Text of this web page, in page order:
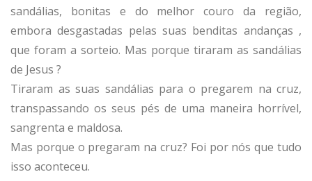
sandálias, bonitas e do melhor couro da região,
embora desgastadas pelas suas benditas andanças ,
que foram a sorteio. Mas porque tiraram as sandálias
de Jesus ?
Tiraram as suas sandálias para o pregarem na cruz,
transpassando os seus pés de uma maneira horrível,
sangrenta e maldosa.
Mas porque o pregaram na cruz? Foi por nós que tudo
isso aconteceu.